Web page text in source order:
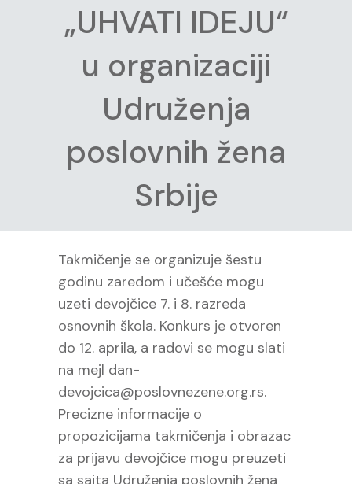
„UHVATI IDEJU“
u organizaciji
Udruženja
poslovnih žena
Srbije
Takmičenje se organizuje šestu
godinu zaredom i učešće mogu
uzeti devojčice 7. i 8. razreda
osnovnih škola. Konkurs je otvoren
do 12. aprila, a radovi se mogu slati
na mejl dan-
devojcica@poslovnezene.org.rs.
Precizne informacije o
propozicijama takmičenja i obrazac
za prijavu devojčice mogu preuzeti
sa sajta Udruženja poslovnih žena